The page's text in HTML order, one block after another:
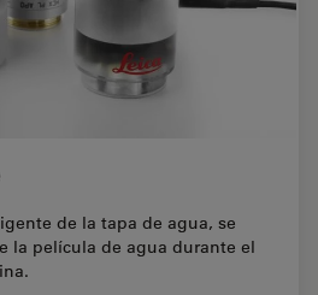
de la tapa de agua, se
la película de agua durante el